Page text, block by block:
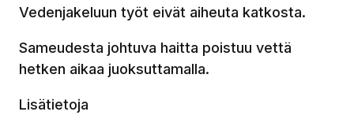
Vedenjakeluun työt eivät aiheuta katkosta.
Sameudesta johtuva haitta poistuu vettä
hetken aikaa juoksuttamalla.
Lisätietoja